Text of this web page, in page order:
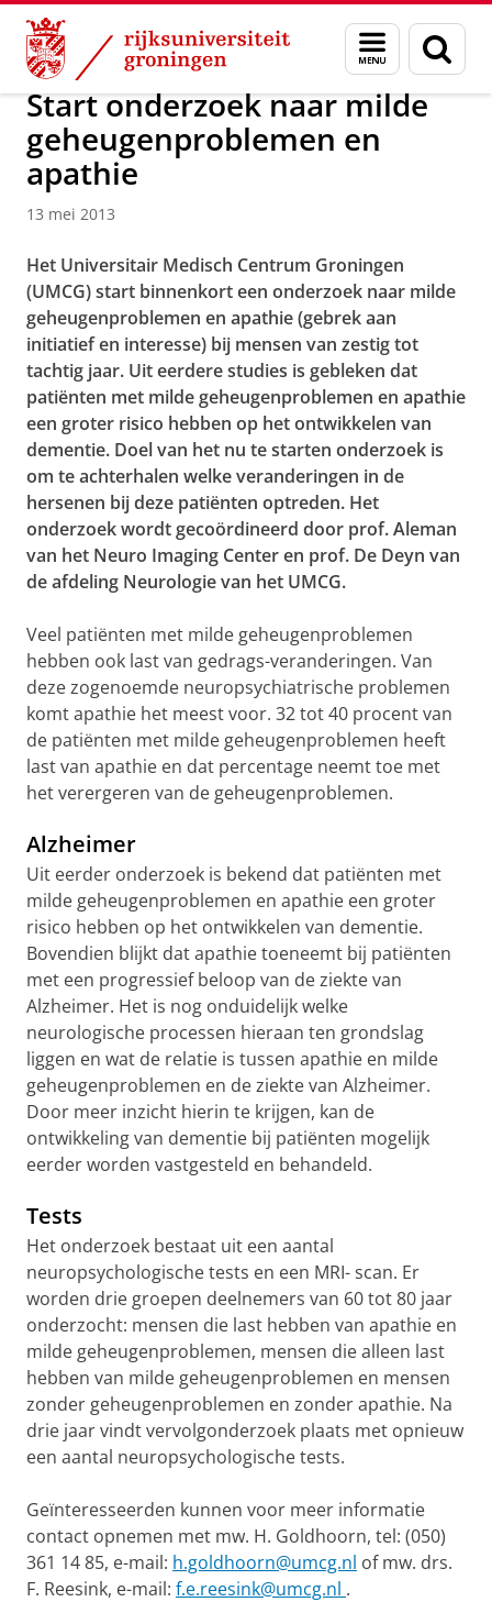
Skip
Content
Skip
Navigation
Menu
en
zoeken
Over ons Actueel Nieuws Nieuwsberichten
Start onderzoek naar milde
geheugenproblemen en
apathie
13 mei 2013
Het Universitair Medisch Centrum Groningen
(UMCG) start binnenkort een onderzoek naar milde
geheugenproblemen en apathie (gebrek aan
initiatief en interesse) bij mensen van zestig tot
tachtig jaar. Uit eerdere studies is gebleken dat
patiënten met milde geheugenproblemen en apathie
een groter risico hebben op het ontwikkelen van
dementie. Doel van het nu te starten onderzoek is
om te achterhalen welke veranderingen in de
hersenen bij deze patiënten optreden. Het
onderzoek wordt gecoördineerd door prof. Aleman
van het Neuro Imaging Center en prof. De Deyn van
de afdeling Neurologie van het UMCG.
Veel patiënten met milde geheugenproblemen
hebben ook last van gedrags-veranderingen. Van
deze zogenoemde neuropsychiatrische problemen
komt apathie het meest voor. 32 tot 40 procent van
de patiënten met milde geheugenproblemen heeft
last van apathie en dat percentage neemt toe met
het verergeren van de geheugenproblemen.
Alzheimer
Uit eerder onderzoek is bekend dat patiënten met
milde geheugenproblemen en apathie een groter
risico hebben op het ontwikkelen van dementie.
Bovendien blijkt dat apathie toeneemt bij patiënten
met een progressief beloop van de ziekte van
Alzheimer. Het is nog onduidelijk welke
neurologische processen hieraan ten grondslag
liggen en wat de relatie is tussen apathie en milde
geheugenproblemen en de ziekte van Alzheimer.
Door meer inzicht hierin te krijgen, kan de
ontwikkeling van dementie bij patiënten mogelijk
eerder worden vastgesteld en behandeld.
Tests
Het onderzoek bestaat uit een aantal
neuropsychologische tests en een MRI- scan. Er
worden drie groepen deelnemers van 60 tot 80 jaar
onderzocht: mensen die last hebben van apathie en
milde geheugenproblemen, mensen die alleen last
hebben van milde geheugenproblemen en mensen
zonder geheugenproblemen en zonder apathie. Na
drie jaar vindt vervolgonderzoek plaats met opnieuw
een aantal neuropsychologische tests.
Geïnteresseerden kunnen voor meer informatie
contact opnemen met mw. H. Goldhoorn, tel: (050)
361 14 85, e-mail: h.goldhoorn@umcg.nl of mw. drs.
F. Reesink, e-mail: f.e.reesink@umcg.nl .